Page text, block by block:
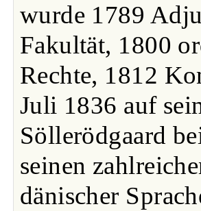
wurde 1789
Fakultät, 1800
Rechte, 1812
Juli 1836 auf
Söllerödgaard
seinen
dänischer